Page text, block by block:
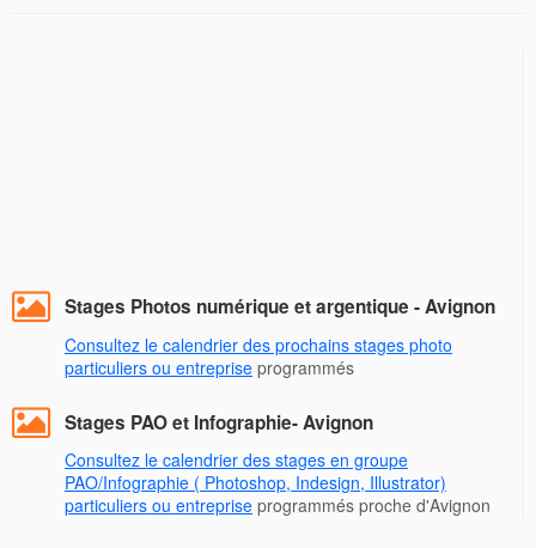
Stages Photos numérique et argentique - Avignon
Consultez le calendrier des prochains stages photo
particuliers ou entreprise programmés
Stages PAO et Infographie- Avignon
Consultez le calendrier des stages en groupe
PAO/Infographie ( Photoshop, Indesign, Illustrator)
particuliers ou entreprise programmés proche d'Avignon